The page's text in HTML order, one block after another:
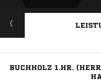
BUCHHOLZ 1.HR.